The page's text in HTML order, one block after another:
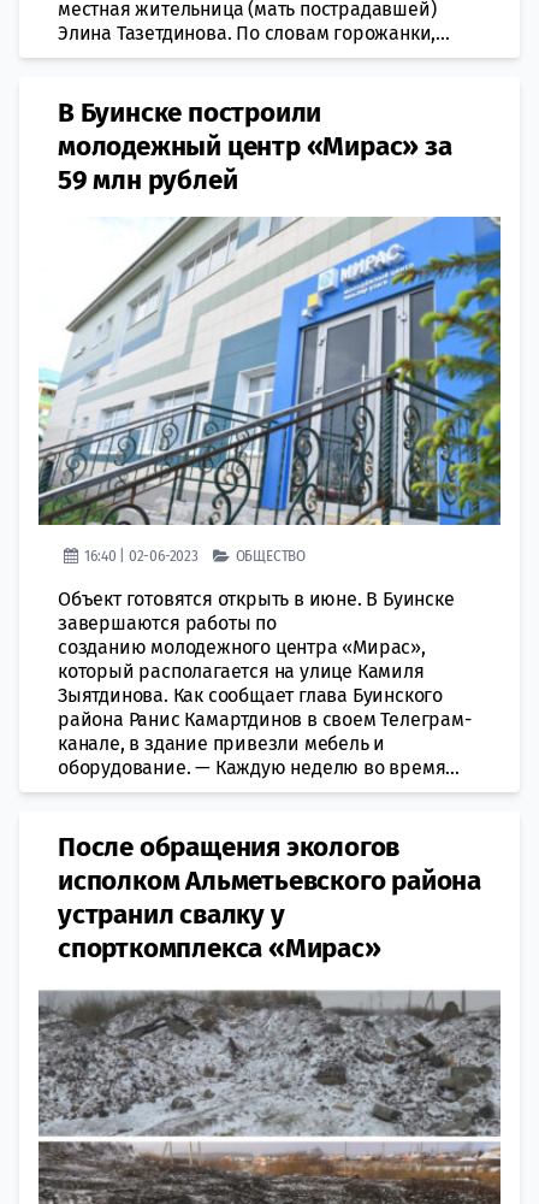
местная жительница (мать пострадавшей)
Элина Тазетдинова. По словам горожанки,...
В Буинске построили
молодежный центр «Мирас» за
59 млн рублей
16:40 | 02-06-2023 ОБЩЕСТВО
Объект готовятся открыть в июне. В Буинске
завершаются работы по
созданию молодежного центра «Мирас»,
который располагается на улице Камиля
Зыятдинова. Как сообщает глава Буинского
района Ранис Камартдинов в своем Телеграм-
канале, в здание привезли мебель и
оборудование. — Каждую неделю во время...
После обращения экологов
исполком Альметьевского района
устранил свалку у
спорткомплекса «Мирас»